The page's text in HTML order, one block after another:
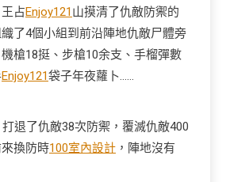
占Enjoy121山摸清了仇敵防禦的
了4個小組到前沿陣地仇敵尸體旁
槍18挺、步槍10余支、手榴彈數
Enjoy121袋子年夜蘿卜……
了仇敵38次防禦，覆滅仇敵400
換防時100室內設計 ，陣地沒有